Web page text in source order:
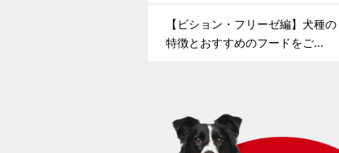
【ビション・フリーゼ編】犬種の
特徴とおすすめのフードをご...